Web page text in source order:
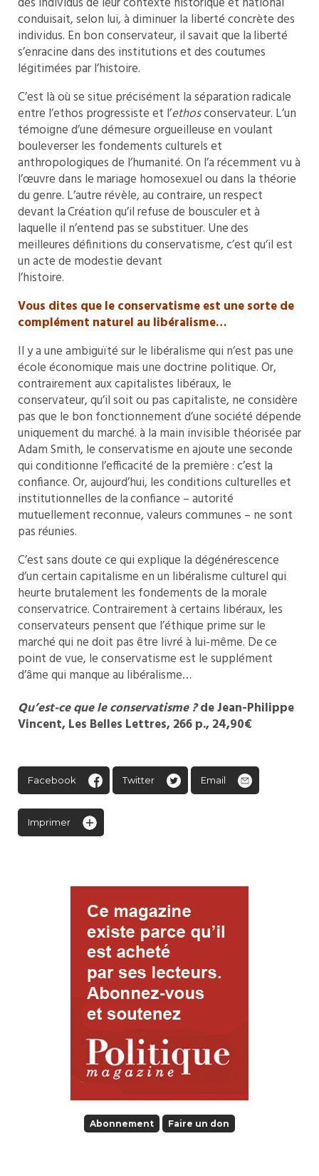
conduisait, selon lui, à diminuer la liberté concrète des
individus. En bon conservateur, il savait que la liberté
s’enracine dans des institutions et des coutumes
légitimées par l’histoire.
C’est là où se situe précisément la séparation radicale
entre l’ethos progressiste et l’ethosconservateur. L’un
témoigne d’une démesure orgueilleuse en voulant
bouleverser les fondements culturels et
anthropologiques de l’humanité. On l’a récemment vu à
l’œuvre dans le mariage homosexuel ou dans la théorie
du genre. L’autre révèle, au contraire, un respect
devant la Création qu’il refuse de bousculer et à
laquelle il n’entend pas se substituer. Une des
meilleures définitions du conservatisme, c’est qu’il est
un acte de modestie devant
l’histoire.
Vous dites que le conservatisme est une sorte de
complément naturel au libéralisme…
Il y a une ambiguïté sur le libéralisme qui n’est pas une
école économique mais une doctrine politique. Or,
contrairement aux capitalistes libéraux, le
conservateur, qu’il soit ou pas capitaliste, ne considère
pas que le bon fonctionnement d’une société dépende
uniquement du marché. à la main invisible théorisée par
Adam Smith, le conservatisme en ajoute une seconde
qui conditionne l’efficacité de la première : c’est la
confiance. Or, aujourd’hui, les conditions culturelles et
institutionnelles de la confiance – autorité
mutuellement reconnue, valeurs communes – ne sont
pas réunies.
C’est sans doute ce qui explique la dégénérescence
d’un certain capitalisme en un libéralisme culturel qui
heurte brutalement les fondements de la morale
conservatrice. Contrairement à certains libéraux, les
conservateurs pensent que l’éthique prime sur le
marché qui ne doit pas être livré à lui-même. De ce
point de vue, le conservatisme est le supplément
d’âme qui manque au libéralisme…
Qu’est-ce que le conservatisme ?de Jean-Philippe
Vincent, Les Belles Lettres, 266 p., 24,90€
Facebook Twitter Email
Imprimer
Abonnement Faire un don